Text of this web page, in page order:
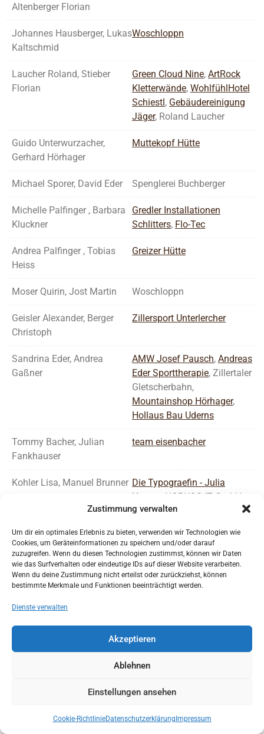
Zustimmung verwalten
Um dir ein optimales Erlebnis zu bieten, verwenden wir Technologien wie
Cookies, um Geräteinformationen zu speichern und/oder darauf
zuzugreifen. Wenn du diesen Technologien zustimmst, können wir Daten
wie das Surfverhalten oder eindeutige IDs auf dieser Website verarbeiten.
Wenn du deine Zustimmung nicht erteilst oder zurückziehst, können
bestimmte Merkmale und Funktionen beeinträchtigt werden.
Dienste verwalten
Akzeptieren
Ablehnen
Einstellungen ansehen
Cookie-RichtlinieDatenschutzerklärung Impressum
Altenberger Florian
Johannes Hausberger, Lukas
Kaltschmid
Woschloppn
Laucher Roland, Stieber
Florian
Green Cloud Nine, ArtRock
Kletterwände, WohlfühlHotel
Schiestl, Gebäudereinigung
Jäger, Roland Laucher
Guido Unterwurzacher,
Gerhard Hörhager
Muttekopf Hütte
Michael Sporer, David Eder Spenglerei Buchberger
Michelle Palfinger , Barbara
Kluckner
Gredler Installationen
Schlitters, Flo-Tec
Andrea Palfinger , Tobias
Heiss
Greizer Hütte
Moser Quirin, Jost Martin Woschloppn
Geisler Alexander, Berger
Christoph
Zillersport Unterlercher
Sandrina Eder, Andrea
Gaßner
AMW Josef Pausch, Andreas
Eder Sporttherapie, Zillertaler
Gletscherbahn,
Mountainshop Hörhager,
Hollaus Bau Uderns
Tommy Bacher, Julian
Fankhauser
team eisenbacher
Kohler Lisa, Manuel Brunner Die Typograefin - Julia
Hauser
, NOBUGS IT GmbH -
Ajdin Gazia, Riml GmbH -
photography,Gallzeiner
Luft-, Staub- und
Abgastechnik GmbH
Elisabeth
Elisabeth Wurzer
Hotel Tipotsch
Markus (Team
GmbH